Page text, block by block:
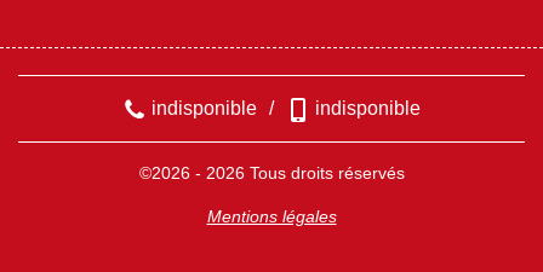
indisponible / indisponible
©2026 - 2026 Tous droits réservés
Mentions légales